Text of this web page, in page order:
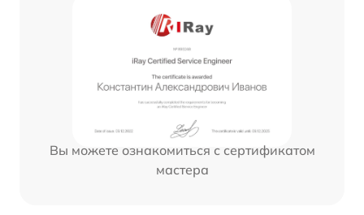
Вы можете ознакомиться с сертификатом
мастера